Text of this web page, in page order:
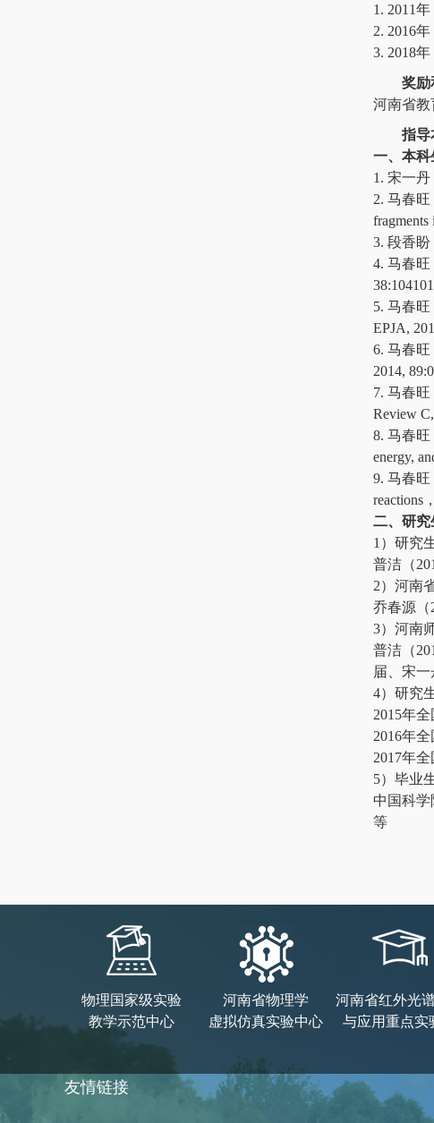
1. 2011
2. 2016
3. 2018
奖励
河南省教
指导
一、本科
1. 宋一
2. 马春旺
fragments
3. 段香
4. 马春旺
38:104101
5. 马春旺
EPJA,
6. 马春旺
2014,
7. 马春旺
Review
8. 马春旺
energy,
9. 马春旺
reactions
二、研究
1）研究
普洁（
2）河南
乔春源（
3）河南
普洁（
届、宋一
4）研究
2015年
2016年
2017年
5）毕业
中国科
等
物理国家级实验
教学示范中心
河南省物理学
虚拟仿真实验中心
河南省红外光
与应用重点实
友情链接